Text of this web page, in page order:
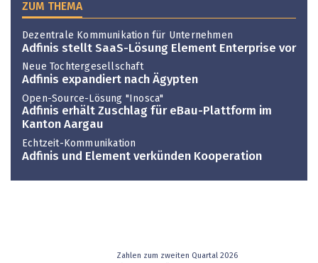
ZUM THEMA
Dezentrale Kommunikation für Unternehmen
Adfinis stellt SaaS-Lösung Element Enterprise vor
Neue Tochtergesellschaft
Adfinis expandiert nach Ägypten
Open-Source-Lösung "Inosca"
Adfinis erhält Zuschlag für eBau-Plattform im
Kanton Aargau
Echtzeit-Kommunikation
Adfinis und Element verkünden Kooperation
Zahlen zum zweiten Quartal 2026